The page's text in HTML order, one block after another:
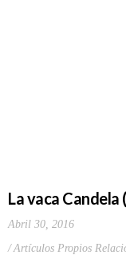
La vaca
Abril 30, 2016
Artículos Propios